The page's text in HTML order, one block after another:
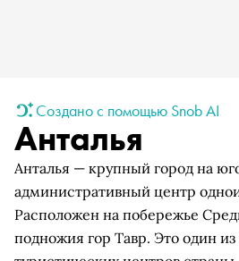
Создано с помощью Snob AI
Анталья
Анталья — крупный город на
административный центр
Расположен на побережье
подножия гор Тавр. Это один из